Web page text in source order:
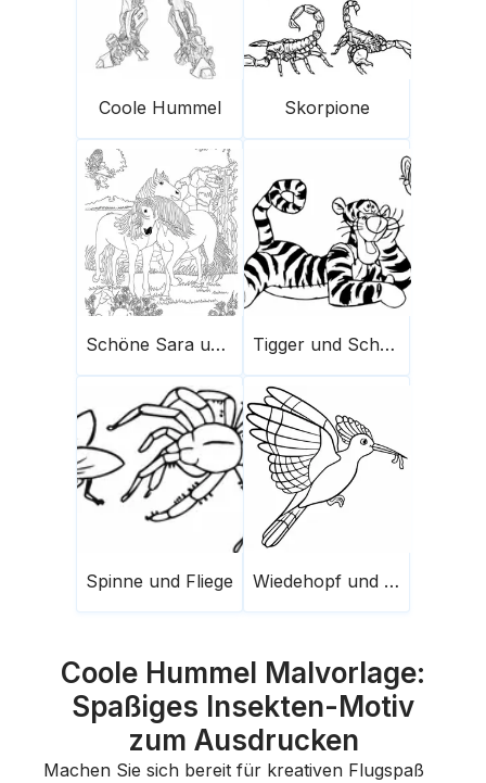
Coole Hummel Skorpione
Schöne Sara und Tier Tigger und Schmetterling
Spinne und Fliege Wiedehopf und Wurm
Coole Hummel Malvorlage:
Spaßiges Insekten-Motiv
zum Ausdrucken
Machen Sie sich bereit für kreativen Flugspaß